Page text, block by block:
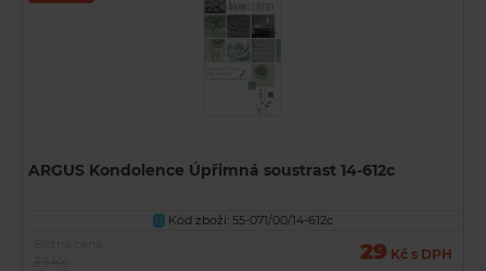
ARGUS Kondolence Úpřimná soustrast 14-612c
U
Kód zboží: 55-071/00/14-612c
29 Kč s DPH